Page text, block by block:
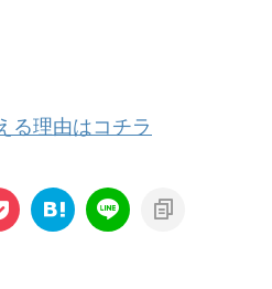
る理由はコチラ